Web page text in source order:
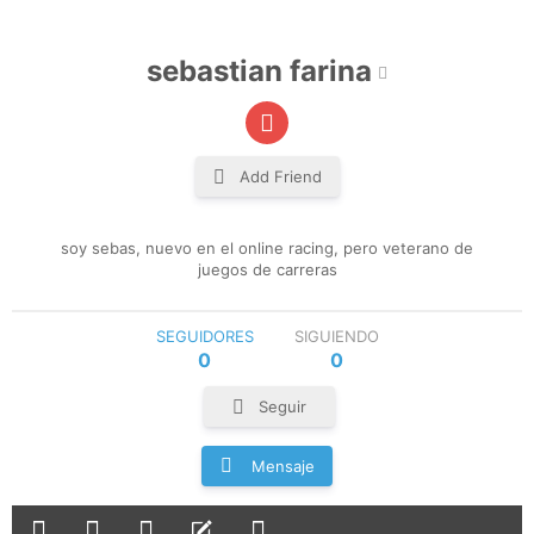
sebastian farina
Add Friend
soy sebas, nuevo en el online racing, pero veterano de
juegos de carreras
SEGUIDORES
0
SIGUIENDO
0
Seguir
Mensaje